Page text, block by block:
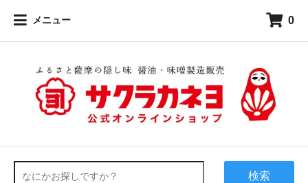
メニュー 0
検索